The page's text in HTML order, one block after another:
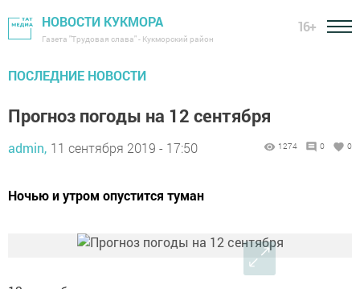
НОВОСТИ КУКМОРА
Газета "Трудовая слава" - Кукморский район
16+
ПОСЛЕДНИЕ НОВОСТИ
Прогноз погоды на 12 сентября
admin, 11 сентября 2019 - 17:50 1274 0 0
Ночью и утром опустится туман